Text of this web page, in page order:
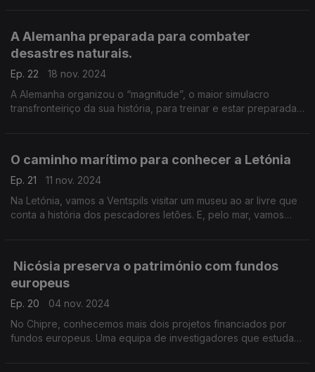
A Alemanha preparada para combater
desastres naturais.
Ep. 22
18 nov. 2024
A Alemanha organizou o “magnitude”, o maior simulacro
transfronteiriço da sua história, para treinar e estar preparada
O caminho marítimo para conhecer a Letónia
Ep. 21
11 nov. 2024
Na Letónia, vamos a Ventspils visitar um museu ao ar livre que
conta a história dos pescadores letões. E, pelo mar, vamos
Nicósia preserva o património com fundos
europeus
Ep. 20
04 nov. 2024
No Chipre, conhecemos mais dois projetos financiados por
fundos europeus. Uma equipa de investigadores que estuda